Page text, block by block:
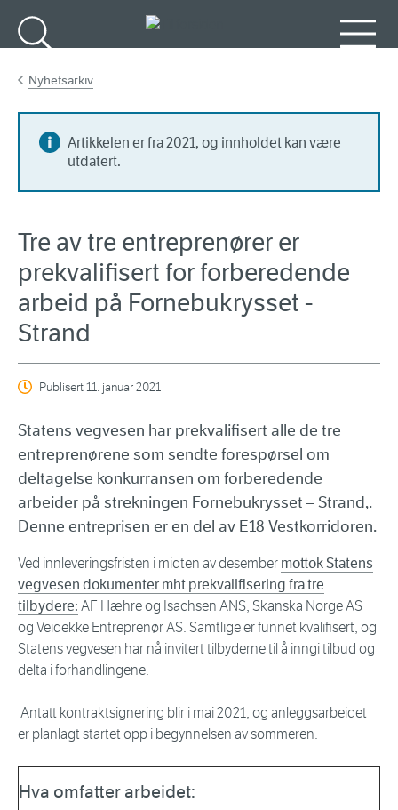
Nyhetsarkiv
Artikkelen er fra 2021, og innholdet kan være
utdatert.
Tre av tre entreprenører er
prekvalifisert for forberedende
arbeid på Fornebukrysset -
Strand
Publisert11. januar 2021
Statens vegvesen har prekvalifisert alle de tre
entreprenørene som sendte forespørsel om
deltagelse konkurransen om forberedende
arbeider på strekningen Fornebukrysset – Strand,.
Denne entreprisen er en del av E18 Vestkorridoren.
Ved innleveringsfristen i midten av desember mottok Statens
vegvesen dokumenter mht prekvalifisering fra tre
tilbydere: AF Hæhre og Isachsen ANS, Skanska Norge AS
og Veidekke Entreprenør AS. Samtlige er funnet kvalifisert, og
Statens vegvesen har nå invitert tilbyderne til å inngi tilbud og
delta i forhandlingene.
Antatt kontraktsignering blir i mai 2021, og anleggsarbeidet
er planlagt startet opp i begynnelsen av sommeren.
Hva omfatter arbeidet: